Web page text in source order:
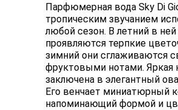
Парфюмерная вода Sky Di
тропическим звучанием
любой сезон. В летний в
проявляются терпкие
зимний они сглаживаются
фруктовыми нотами. Яркая
заключена в элегантный
Его венчает миниатюрный
напоминающий формой и